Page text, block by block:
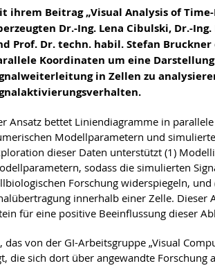
ihrem Beitrag „Visual Analysis of
Dr.-Ing. Lena Cibulski, Dr.-
Prof. Dr. techn. habil. Stefan
Koordinaten um eine
in Zellen zu
Ansatz bettet Liniendiagramme in
Modellparametern und
dieser Daten unterstützt (1)
sodass die simulierten
Forschung widerspiegeln,
innerhalb einer Zelle.
für eine positive Beeinflussung dieser
von der GI-Arbeitsgruppe „Visual
die sich dort über angewandte